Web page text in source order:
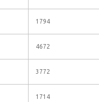
1794
4672
3772
1714